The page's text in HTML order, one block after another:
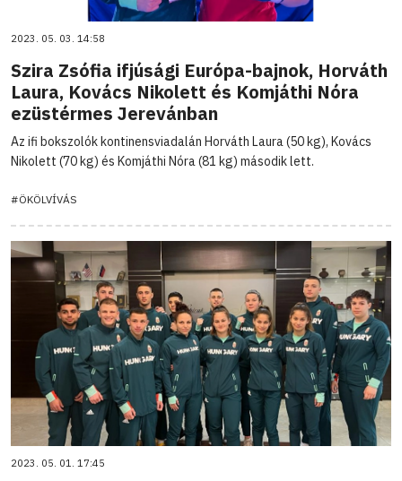
2023. 05. 03. 14:58
Szira Zsófia ifjúsági Európa-bajnok, Horváth
Laura, Kovács Nikolett és Komjáthi Nóra
ezüstérmes Jerevánban
Az ifi bokszolók kontinensviadalán Horváth Laura (50 kg), Kovács
Nikolett (70 kg) és Komjáthi Nóra (81 kg) második lett.
#ÖKÖLVÍVÁS
2023. 05. 01. 17:45